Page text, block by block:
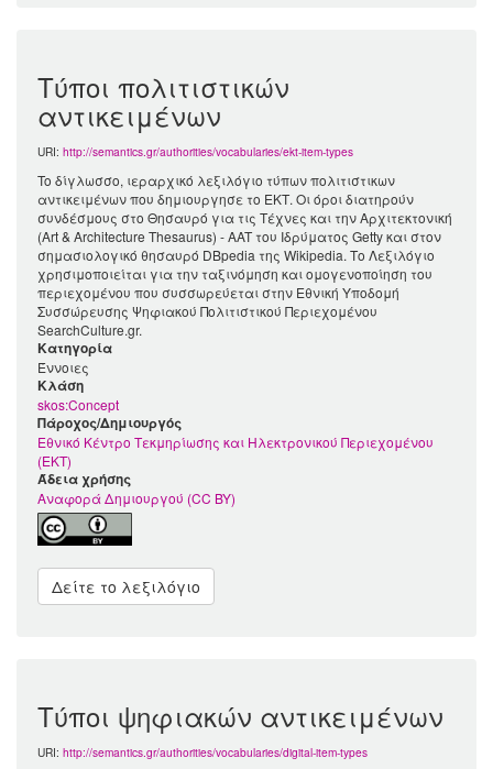
Τύποι πολιτιστικών
αντικειμένων
URI: http://semantics.gr/authorities/vocabularies/ekt-item-types
To δίγλωσσο, ιεραρχικό λεξιλόγιο τύπων πολιτιστικων
αντικειμένων που δημιουργησε το ΕΚΤ. Οι όροι διατηρούν
συνδέσμους στο Θησαυρό για τις Τέχνες και την Αρχιτεκτονική
(Art & Architecture Thesaurus) - AAT του Ιδρύματος Getty και στον
σημασιολογικό θησαυρό DBpedia της Wikipedia. Το Λεξιλόγιο
χρησιμοποιείται για την ταξινόμηση και ομογενοποίηση του
περιεχομένου που συσσωρεύεται στην Εθνική Υποδομή
Συσσώρευσης Ψηφιακού Πολιτιστικού Περιεχομένου
SearchCulture.gr.
Κατηγορία
Έννοιες
Kλάση
skos:Concept
Πάροχος/Δημιουργός
Εθνικό Κέντρο Τεκμηρίωσης και Ηλεκτρονικού Περιεχομένου
(ΕΚΤ)
Άδεια χρήσης
Αναφορά Δημιουργού (CC BY)
Δείτε το λεξιλόγιο
Τύποι ψηφιακών αντικειμένων
URI: http://semantics.gr/authorities/vocabularies/digital-item-types